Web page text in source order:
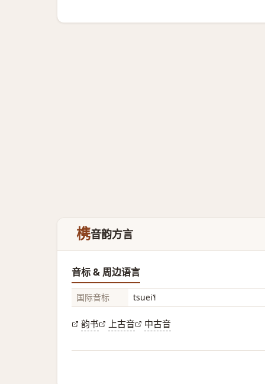
槜音韵方言
音标 & 周边语言
国际音标 tsuei˥˧
韵书 上古音 中古音